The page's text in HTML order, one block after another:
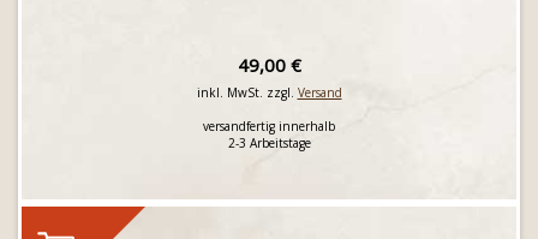
49,00 €
inkl. MwSt. zzgl. Versand
versandfertig innerhalb
2-3 Arbeitstage